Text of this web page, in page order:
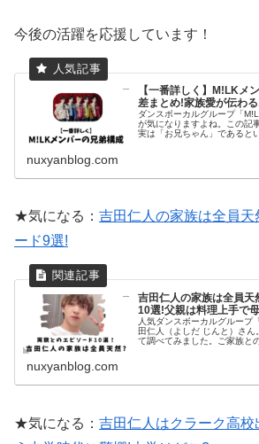
今後の活躍を応援しています！
【一番詳しく】M!LKメ
差まとめ!家族愛が伝わ
ダンスボーカルグループ「
が気になりますよね。この記
実は「お兄ちゃん」であると
nuxyanblog.com
★気になる： 吉田仁人の家族は全員天
ード9選!
吉田仁人の家族は全員天
10選!父親は料理上手で
人気ダンスボーカルグループ
田仁人（よしだ じんと）さ
て調べてみました。ご家族と
nuxyanblog.com
★気になる： 吉田仁人はクラーク高校